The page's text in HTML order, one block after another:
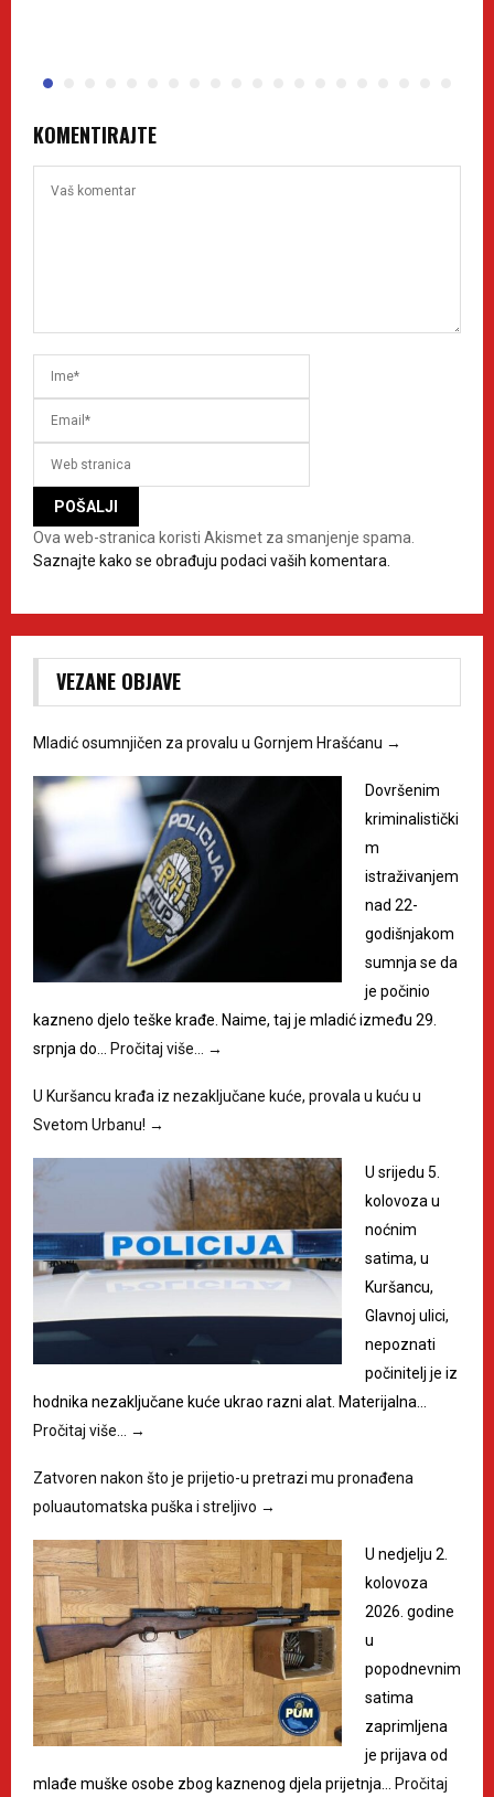
KOMENTIRAJTE
Ova web-stranica koristi Akismet za smanjenje spama.
Saznajte kako se obrađuju podaci vaših komentara.
VEZANE OBJAVE
Mladić osumnjičen za provalu u Gornjem Hrašćanu →
Dovršenim
kriminalistički
m
istraživanjem
nad 22-
godišnjakom
sumnja se da
je počinio
kazneno djelo teške krađe. Naime, taj je mladić između 29.
srpnja do… Pročitaj više… →
U Kuršancu krađa iz nezaključane kuće, provala u kuću u
Svetom Urbanu! →
U srijedu 5.
kolovoza u
noćnim
satima, u
Kuršancu,
Glavnoj ulici,
nepoznati
počinitelj je iz
hodnika nezaključane kuće ukrao razni alat. Materijalna…
Pročitaj više… →
Zatvoren nakon što je prijetio-u pretrazi mu pronađena
poluautomatska puška i streljivo →
U nedjelju 2.
kolovoza
2026. godine
u
popodnevnim
satima
zaprimljena
je prijava od
mlađe muške osobe zbog kaznenog djela prijetnja… Pročitaj